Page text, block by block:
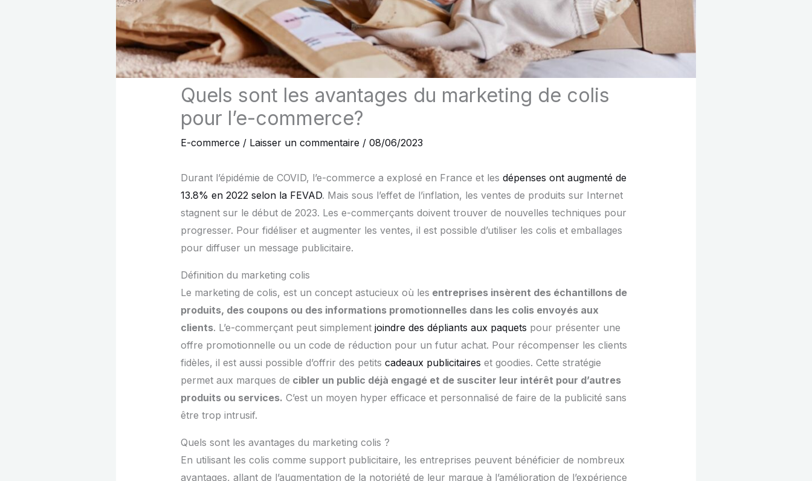
Quels sont les avantages du marketing de colis
pour l’e-commerce?
E-commerce / Laisser un commentaire / 08/06/2023
Durant l’épidémie de COVID, l’e-commerce a explosé en France et les dépenses ont augmenté de
13.8% en 2022 selon la FEVAD. Mais sous l’effet de l’inflation, les ventes de produits sur Internet
stagnent sur le début de 2023. Les e-commerçants doivent trouver de nouvelles techniques pour
progresser. Pour fidéliser et augmenter les ventes, il est possible d’utiliser les colis et emballages
pour diffuser un message publicitaire.
Définition du marketing colis
Le marketing de colis, est un concept astucieux où les entreprises insèrent des échantillons de
produits, des coupons ou des informations promotionnelles dans les colis envoyés aux
clients. L’e-commerçant peut simplement joindre des dépliants aux paquets pour présenter une
offre promotionnelle ou un code de réduction pour un futur achat. Pour récompenser les clients
fidèles, il est aussi possible d’offrir des petits cadeaux publicitaires et goodies. Cette stratégie
permet aux marques de cibler un public déjà engagé et de susciter leur intérêt pour d’autres
produits ou services. C’est un moyen hyper efficace et personnalisé de faire de la publicité sans
être trop intrusif.
Quels sont les avantages du marketing colis ?
En utilisant les colis comme support publicitaire, les entreprises peuvent bénéficier de nombreux
avantages, allant de l’augmentation de la notoriété de leur marque à l’amélioration de l’expérience